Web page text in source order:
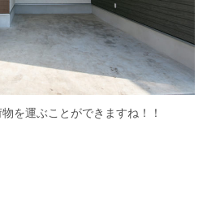
を運ぶことができますね！！